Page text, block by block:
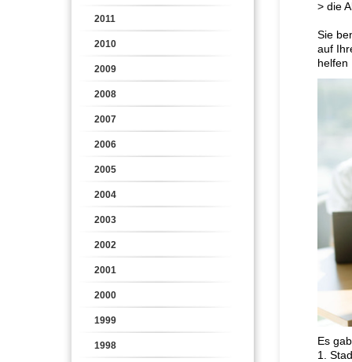
2011
2010
2009
2008
2007
2006
2005
2004
2003
2002
2001
2000
1999
1998
> die
Sie
auf
helfen
Es
1.